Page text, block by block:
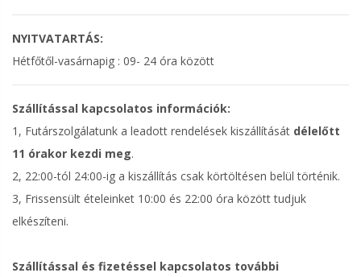
NYITVATARTÁS:
Hétfőtől-vasárnapig : 09- 24 óra között
Szállítással kapcsolatos információk:
1, Futárszolgálatunk a leadott rendelések kiszállítását délelőtt
11 órakor kezdi meg.
2, 22:00-tól 24:00-ig a kiszállítás csak körtöltésen belül történik.
3, Frissensült ételeinket 10:00 és 22:00 óra között tudjuk
elkészíteni.
Szállítással és fizetéssel kapcsolatos további